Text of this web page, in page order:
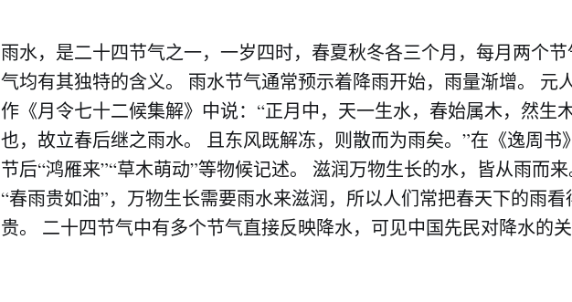
雨水，是二十四节气之一，一岁四时，春夏秋冬各三个月，每月两个
气均有其独特的含义。 雨水节气通常预示着降雨开始，雨量渐增。 元
作《月令七十二候集解》中说：“正月中，天一生水，春始属木，然生
也，故立春后继之雨水。 且东风既解冻，则散而为雨矣。”在《逸周书
节后“鸿雁来”“草木萌动”等物候记述。 滋润万物生长的水，皆从雨而
“春雨贵如油”，万物生长需要雨水来滋润，所以人们常把春天下的雨看
贵。 二十四节气中有多个节气直接反映降水，可见中国先民对降水的关